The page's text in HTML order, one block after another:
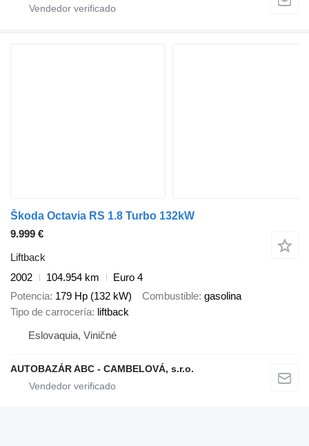
Škoda Octavia RS 1.8 Turbo 132kW
9.999 €
Liftback
2002
104.954 km
Euro 4
Potencia 179 Hp (132 kW) Combustible gasolina
Tipo de carrocería liftback
Eslovaquia, Viničné
AUTOBAZÁR ABC - CAMBELOVÁ, s.r.o.